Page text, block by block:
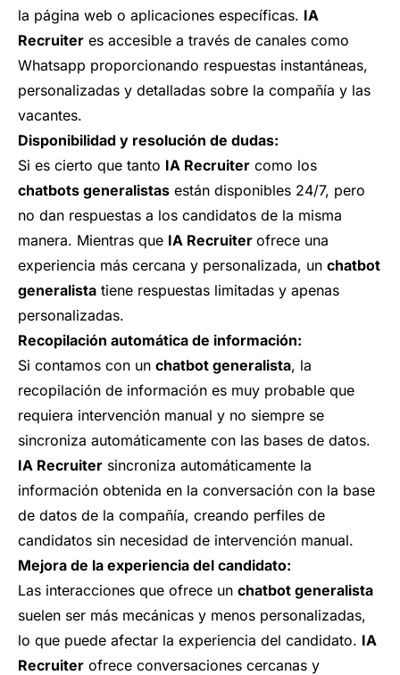
la página web o aplicaciones específicas. IA
Recruiter es accesible a través de canales como
Whatsapp proporcionando respuestas instantáneas,
personalizadas y detalladas sobre la compañía y las
vacantes.
Disponibilidad y resolución de dudas:
Si es cierto que tanto IA Recruiter como los
chatbots generalistas están disponibles 24/7, pero
no dan respuestas a los candidatos de la misma
manera. Mientras que IA Recruiter ofrece una
experiencia más cercana y personalizada, un chatbot
generalista tiene respuestas limitadas y apenas
personalizadas.
Recopilación automática de información:
Si contamos con un chatbot generalista, la
recopilación de información es muy probable que
requiera intervención manual y no siempre se
sincroniza automáticamente con las bases de datos.
IA Recruiter sincroniza automáticamente la
información obtenida en la conversación con la base
de datos de la compañía, creando perfiles de
candidatos sin necesidad de intervención manual.
Mejora de la experiencia del candidato:
Las interacciones que ofrece un chatbot generalista
suelen ser más mecánicas y menos personalizadas,
lo que puede afectar la experiencia del candidato. IA
Recruiter ofrece conversaciones cercanas y